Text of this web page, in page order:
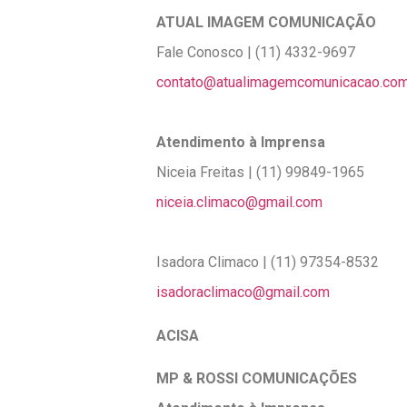
ATUAL IMAGEM COMUNICAÇÃO
Fale Conosco | (11) 4332-9697
Atendimento à Imprensa
Niceia Freitas | (11) 99849-1965
niceia.climaco@gmail.com
Isadora Climaco | (11) 97354-8532
isadoraclimaco@gmail.com
ACISA
MP & ROSSI COMUNICAÇÕES